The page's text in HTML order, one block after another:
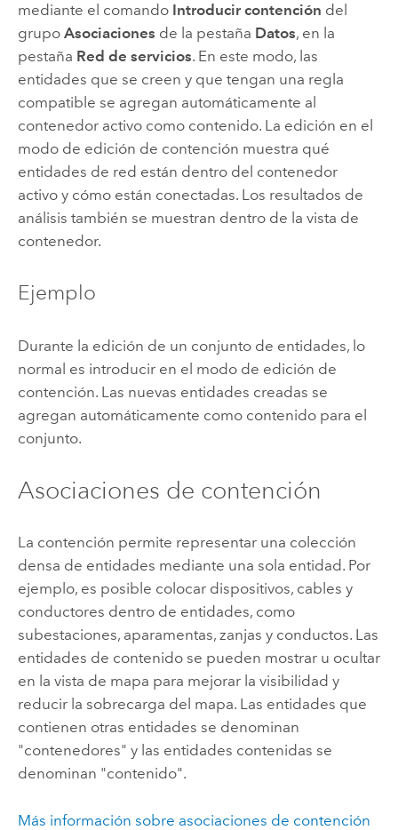
mediante el comando Introducir contención del
grupo Asociaciones de la pestaña Datos, en la
pestaña Red de servicios. En este modo, las
entidades que se creen y que tengan una regla
compatible se agregan automáticamente al
contenedor activo como contenido. La edición en el
modo de edición de contención muestra qué
entidades de red están dentro del contenedor
activo y cómo están conectadas. Los resultados de
análisis también se muestran dentro de la vista de
contenedor.
Ejemplo
Durante la edición de un conjunto de entidades, lo
normal es introducir en el modo de edición de
contención. Las nuevas entidades creadas se
agregan automáticamente como contenido para el
conjunto.
Asociaciones de contención
La contención permite representar una colección
densa de entidades mediante una sola entidad. Por
ejemplo, es posible colocar dispositivos, cables y
conductores dentro de entidades, como
subestaciones, aparamentas, zanjas y conductos. Las
entidades de contenido se pueden mostrar u ocultar
en la vista de mapa para mejorar la visibilidad y
reducir la sobrecarga del mapa. Las entidades que
contienen otras entidades se denominan
"contenedores" y las entidades contenidas se
denominan "contenido".
Más información sobre asociaciones de contención